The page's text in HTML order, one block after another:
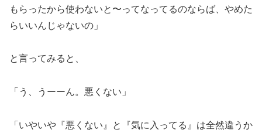
もらったから使わないと〜ってなってるのならば、やめた
らいいんじゃないの」
と言ってみると、
「う、うーーん。悪くない」
「いやいや『悪くない』と『気に入ってる』は全然違うか